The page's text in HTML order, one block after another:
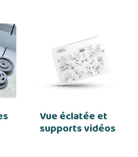
Vue éclatée et
supports vidéos